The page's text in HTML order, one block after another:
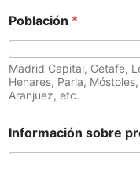
Población *
Madrid Capital, Getafe,
Henares, Parla,
Aranjuez, etc.
Información sobre